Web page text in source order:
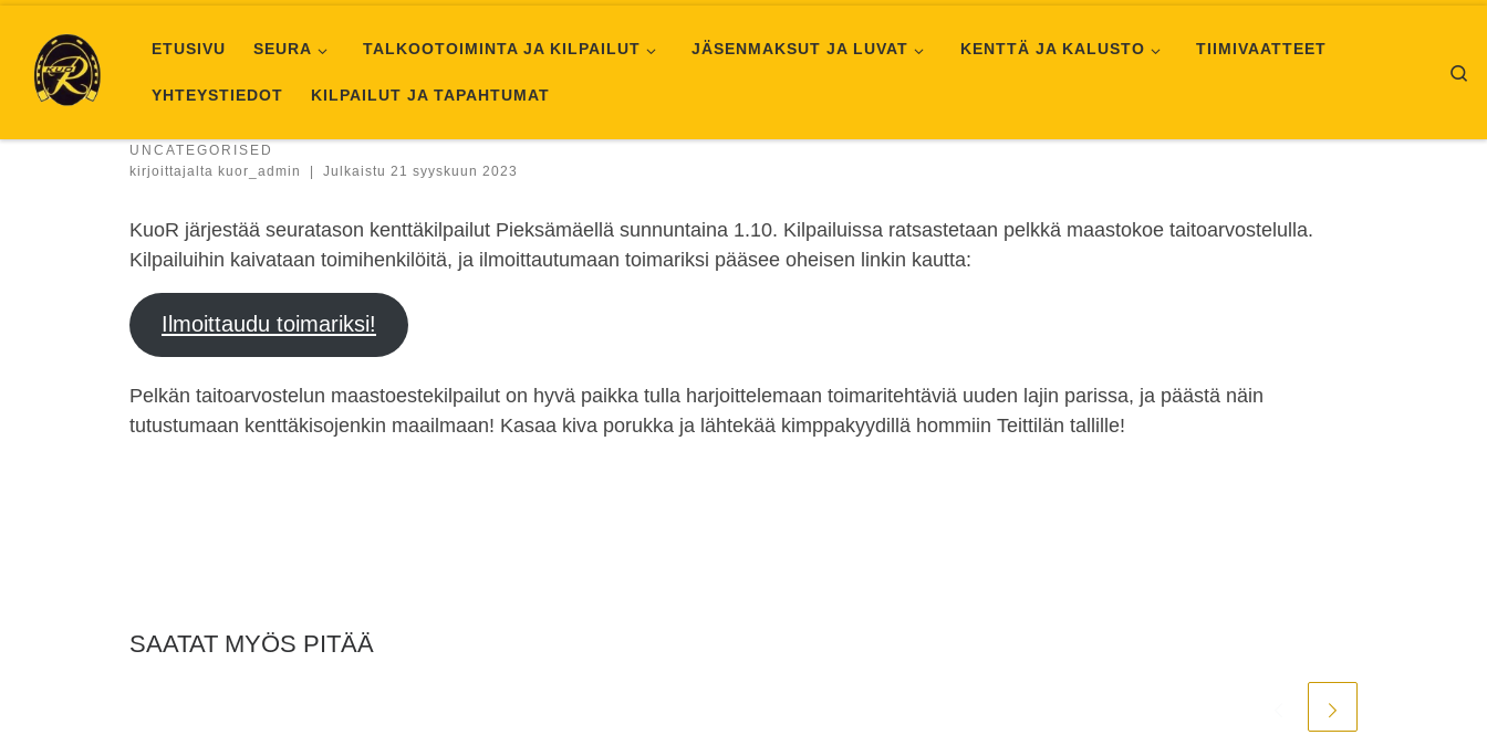
Skip to content
ETUSIVU SEURA TALKOOTOIMINTA JA KILPAILUT JÄSENMAKSUT JA LUVAT KENTTÄ JA KALUSTO TIIMIVAATTEET
YHTEYSTIEDOT KILPAILUT JA TAPAHTUMAT
UNCATEGORISED
kirjoittajalta kuor_admin Julkaistu 21 syyskuun 2023
KuoR järjestää seuratason kenttäkilpailut Pieksämäellä sunnuntaina 1.10. Kilpailuissa ratsastetaan pelkkä maastokoe taitoarvostelulla.
Kilpailuihin kaivataan toimihenkilöitä, ja ilmoittautumaan toimariksi pääsee oheisen linkin kautta:
Ilmoittaudu toimariksi!
Pelkän taitoarvostelun maastoestekilpailut on hyvä paikka tulla harjoittelemaan toimaritehtäviä uuden lajin parissa, ja päästä näin
tutustumaan kenttäkisojenkin maailmaan! Kasaa kiva porukka ja lähtekää kimppakyydillä hommiin Teittilän tallille!
SAATAT MYÖS PITÄÄ